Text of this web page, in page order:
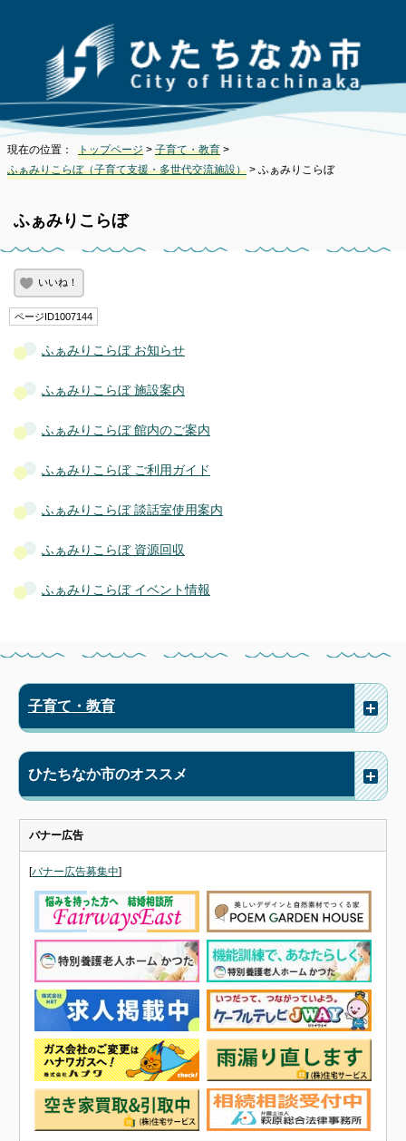
現在の位置： トップページ > 子育て・教育 >
ふぁみりこらぼ（子育て支援・多世代交流施設） > ふぁみりこらぼ
ふぁみりこらぼ
いいね！
ページID1007144
ふぁみりこらぼ お知らせ
ふぁみりこらぼ 施設案内
ふぁみりこらぼ 館内のご案内
ふぁみりこらぼ ご利用ガイド
ふぁみりこらぼ 談話室使用案内
ふぁみりこらぼ 資源回収
ふぁみりこらぼ イベント情報
子育て・教育
ひたちなか市のオススメ
バナー広告
[バナー広告募集中]